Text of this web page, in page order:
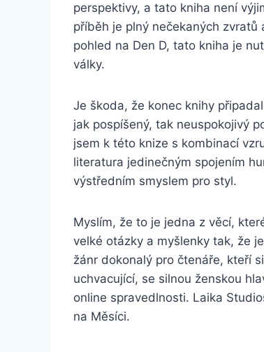
perspektivy, a tato kniha není
příběh je plný nečekaných
pohled na Den D, tato kniha je
války.
Je škoda, že konec knihy
jak pospíšený, tak neuspokojivý
jsem k této knize s kombinací
literatura jedinečným spojením
výstředním smyslem pro styl.
Myslím, že to je jedna z věcí,
velké otázky a myšlenky tak, že
žánr dokonalý pro čtenáře, kteří
uchvacující, se silnou ženskou
online spravedlnosti. Laika
na Měsíci.